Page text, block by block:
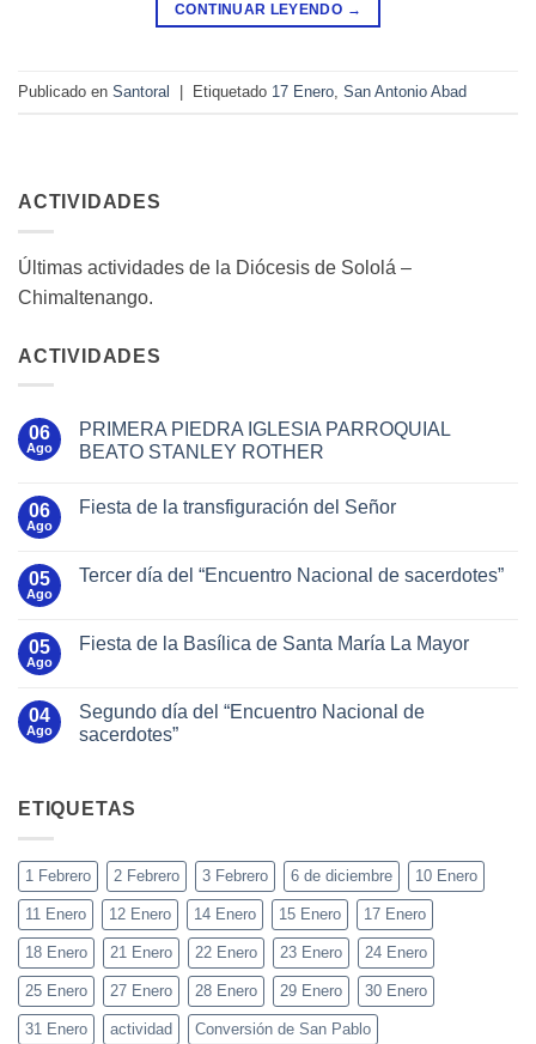
CONTINUAR LEYENDO →
Publicado en Santoral | Etiquetado 17 Enero San Antonio Abad
ACTIVIDADES
Últimas actividades de la Diócesis de Sololá –
Chimaltenango.
ACTIVIDADES
06
Ago
PRIMERA PIEDRA IGLESIA PARROQUIAL
BEATO STANLEY ROTHER
06
Ago
Fiesta de la transfiguración del Señor
05
Ago
Tercer día del “Encuentro Nacional de sacerdotes”
05
Ago
Fiesta de la Basílica de Santa María La Mayor
04
Ago
Segundo día del “Encuentro Nacional de
sacerdotes”
ETIQUETAS
1 Febrero 2 Febrero 3 Febrero 6 de diciembre 10 Enero
11 Enero 12 Enero 14 Enero 15 Enero 17 Enero
18 Enero 21 Enero 22 Enero 23 Enero 24 Enero
25 Enero 27 Enero 28 Enero 29 Enero 30 Enero
31 Enero actividad Conversión de San Pablo